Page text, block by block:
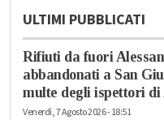
Lunedì, 23 Ottobre 2023 - 05:20
Cronaca
L’antimateria:
quanto la conosciamo
ULTIMI PUBBLICATI
Rifiuti da fuori
abbandonati a San
multe degli ispettori di
Venerdì, 7 Agosto 2026 - 18:51